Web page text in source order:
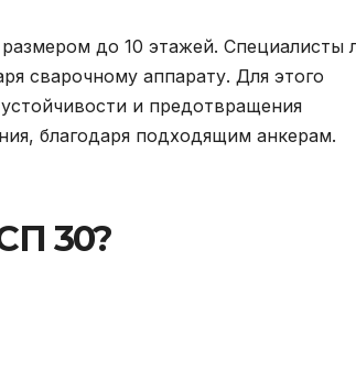
до 10 этажей. Специалисты
сварочному аппарату. Для этого
и предотвращения
благодаря подходящим анкерам.
30?